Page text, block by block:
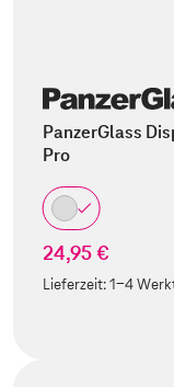
PanzerGlass
Pro
24,95 €
Lieferzeit:1-4